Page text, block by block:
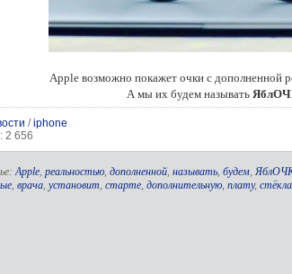
Apple возможно покажет очки с дополненной
А мы их будем называть
/iphone
2 656
Apple, реальностью, дополненной, называть, будем,
, врача, установит, старте, дополнительную, плату, стёкла